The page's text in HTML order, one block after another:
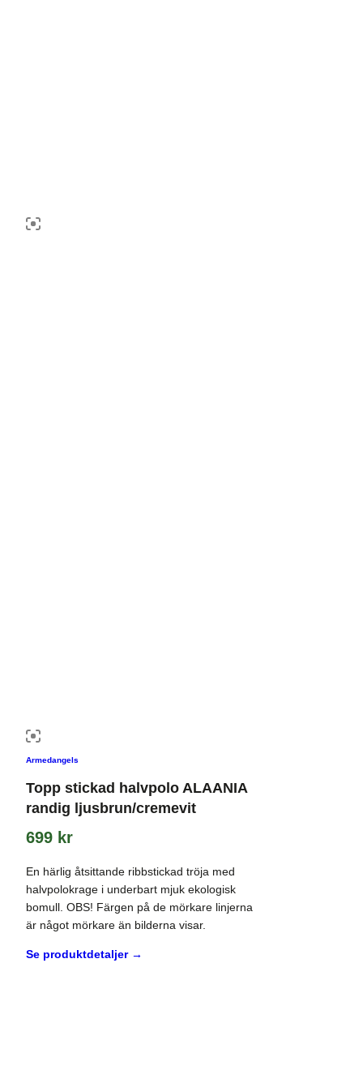
Armedangels
Topp stickad halvpolo ALAANIA
randig ljusbrun/cremevit
699 kr
En härlig åtsittande ribbstickad tröja med
halvpolokrage i underbart mjuk ekologisk
bomull. OBS! Färgen på de mörkare linjerna
är något mörkare än bilderna visar.
Se produktdetaljer →